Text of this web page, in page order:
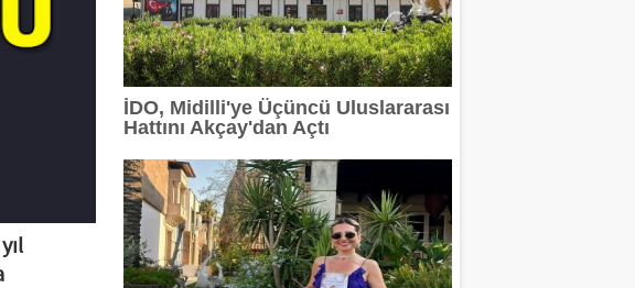
başvurular devam ediyor
etkileşim Geberit Info Showroom'da buluştu
FDI İstanbul'da tasarımın geleceğini anlatacak
dönemi
16,1 büyüterek 17,2 milyar TL'ye taşıdı
İDO, Midilli'ye Üçüncü Uluslararası
Hattını Akçay'dan Açtı